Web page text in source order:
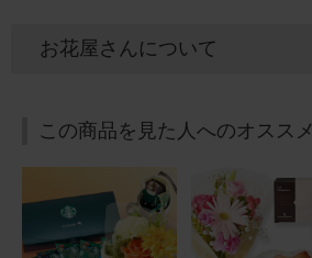
お花屋さんについて
この商品を見た人へのオススメ